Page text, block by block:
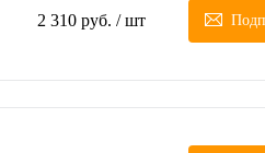
2 310 руб. / шт